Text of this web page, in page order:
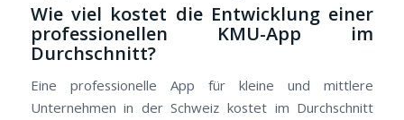
Wie viel kostet die Entwicklung einer
professionellen KMU-App im
Durchschnitt?
Eine professionelle App für kleine und mittlere
Unternehmen in der Schweiz kostet im Durchschnitt